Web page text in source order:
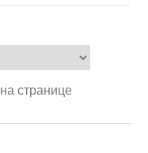
на странице